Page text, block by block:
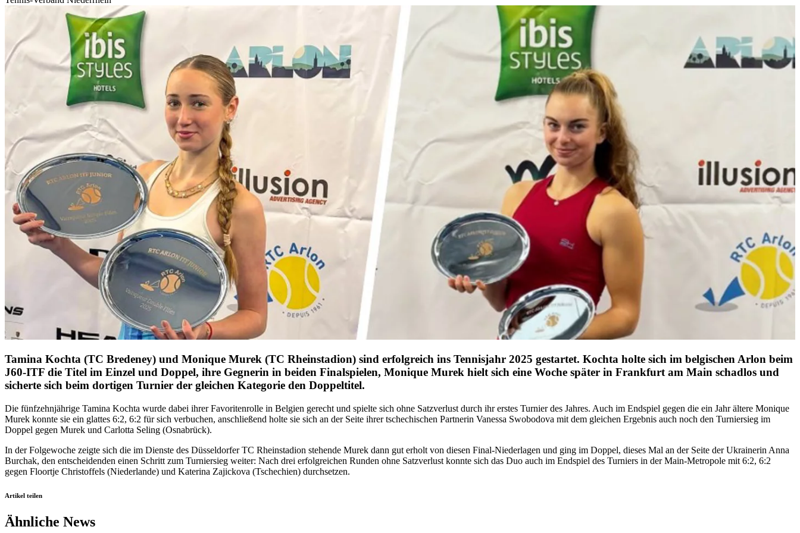
Tamina Kochta (TC Bredeney) und Monique Murek (TC Rheinstadion) sind erfolgreich ins Tennisjahr 2025 gestartet. Kochta holte sich im belgischen Arlon beim
J60-ITF die Titel im Einzel und Doppel, ihre Gegnerin in beiden Finalspielen, Monique Murek hielt sich eine Woche später in Frankfurt am Main schadlos und
sicherte sich beim dortigen Turnier der gleichen Kategorie den Doppeltitel.
Die fünfzehnjährige Tamina Kochta wurde dabei ihrer Favoritenrolle in Belgien gerecht und spielte sich ohne Satzverlust durch ihr erstes Turnier des Jahres. Auch im Endspiel gegen die ein Jahr ältere Monique
Murek konnte sie ein glattes 6:2, 6:2 für sich verbuchen, anschließend holte sie sich an der Seite ihrer tschechischen Partnerin Vanessa Swobodova mit dem gleichen Ergebnis auch noch den Turniersieg im
Doppel gegen Murek und Carlotta Seling (Osnabrück).
In der Folgewoche zeigte sich die im Dienste des Düsseldorfer TC Rheinstadion stehende Murek dann gut erholt von diesen Final-Niederlagen und ging im Doppel, dieses Mal an der Seite der Ukrainerin Anna
Burchak, den entscheidenden einen Schritt zum Turniersieg weiter: Nach drei erfolgreichen Runden ohne Satzverlust konnte sich das Duo auch im Endspiel des Turniers in der Main-Metropole mit 6:2, 6:2
gegen Floortje Christoffels (Niederlande) und Katerina Zajickova (Tschechien) durchsetzen.
Artikel teilen
Ähnliche News